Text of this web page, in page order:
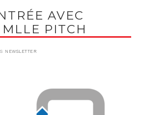
AVEC
MLLE PITCH
NEWSLETTER